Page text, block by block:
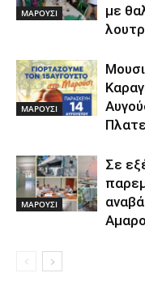
ΜΑΡΟΥΣΙ
με
ΜΑΡΟΥΣΙ
ΜΑΡΟΥΣΙ
Σε